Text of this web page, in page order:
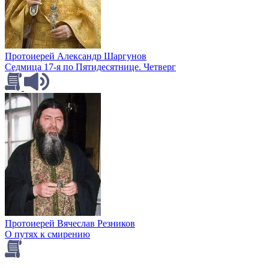
Протоиерей Александр Шаргунов
Седмица 17-я по Пятидесятнице. Четверг
Протоиерей Вячеслав Резников
О путях к смирению